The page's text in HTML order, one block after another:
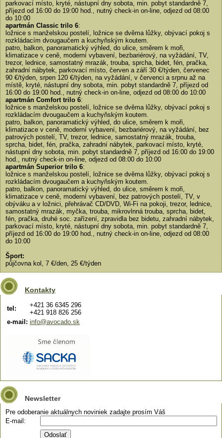
parkovací místo, kryté, nástupní dny sobota, min. pobyt standardně 7,
příjezd od 16:00 do 19:00 hod., nutný check-in on-line, odjezd od 08:00
do 10:00
apartmán Classic trilo 6:
ložnice s manželskou postelí, ložnice se dvěma lůžky, obývací pokoj s
rozkládacím dvougaučem a kuchyňským koutem.
patro, balkon, panoramatický výhled, do ulice, směrem k moři,
klimatizace v ceně, moderní vybavení, bezbariérový, na vyžádání, TV,
trezor, lednice, samostatný mrazák, trouba, sprcha, bidet, fén, pračka,
zahradní nábytek, parkovací místo, červen a září 30 €/týden, červenec
90 €/týden, srpen 120 €/týden, na vyžádání, v červenci a srpnu až na
místě, kryté, nástupní dny sobota, min. pobyt standardně 7, příjezd od
16:00 do 19:00 hod., nutný check-in on-line, odjezd od 08:00 do 10:00
apartmán Comfort trilo 6:
ložnice s manželskou postelí, ložnice se dvěma lůžky, obývací pokoj s
rozkládacím dvougaučem a kuchyňským koutem.
patro, balkon, panoramatický výhled, do ulice, směrem k moři,
klimatizace v ceně, moderní vybavení, bezbariérový, na vyžádání, bez
patrových postelí, TV, trezor, lednice, samostatný mrazák, trouba,
sprcha, bidet, fén, pračka, zahradní nábytek, parkovací místo, kryté,
nástupní dny sobota, min. pobyt standardně 7, příjezd od 16:00 do 19:00
hod., nutný check-in on-line, odjezd od 08:00 do 10:00
apartmán Superior trilo 6:
ložnice s manželskou postelí, ložnice se dvěma lůžky, obývací pokoj s
rozkládacím dvougaučem a kuchyňským koutem.
patro, balkon, panoramatický výhled, do ulice, směrem k moři,
klimatizace v ceně, moderní vybavení, bez patrových postelí, TV, v
obýváku a v ložnici, přehrávač CD/DVD, Wi-Fi na pokoji, trezor, lednice,
samostatný mrazák, myčka, trouba, mikrovlnná trouba, sprcha, bidet,
fén, pračka, druhé soc. zařízení, zpravidla bez bidetu, zahradní nábytek,
parkovací místo, kryté, nástupní dny sobota, min. pobyt standardně 7,
příjezd od 16:00 do 19:00 hod., nutný check-in on-line, odjezd od 08:00
do 10:00
Šport:
půjčovna kol, 7 €/den, 25 €/týden
Kontakty
tel:
+421 36 6345 296
+421 918 826 256
e-mail: info@avocado.sk
Newsletter
Pre odoberanie aktuálnych noviniek zadajte prosím Váš
E-mail: